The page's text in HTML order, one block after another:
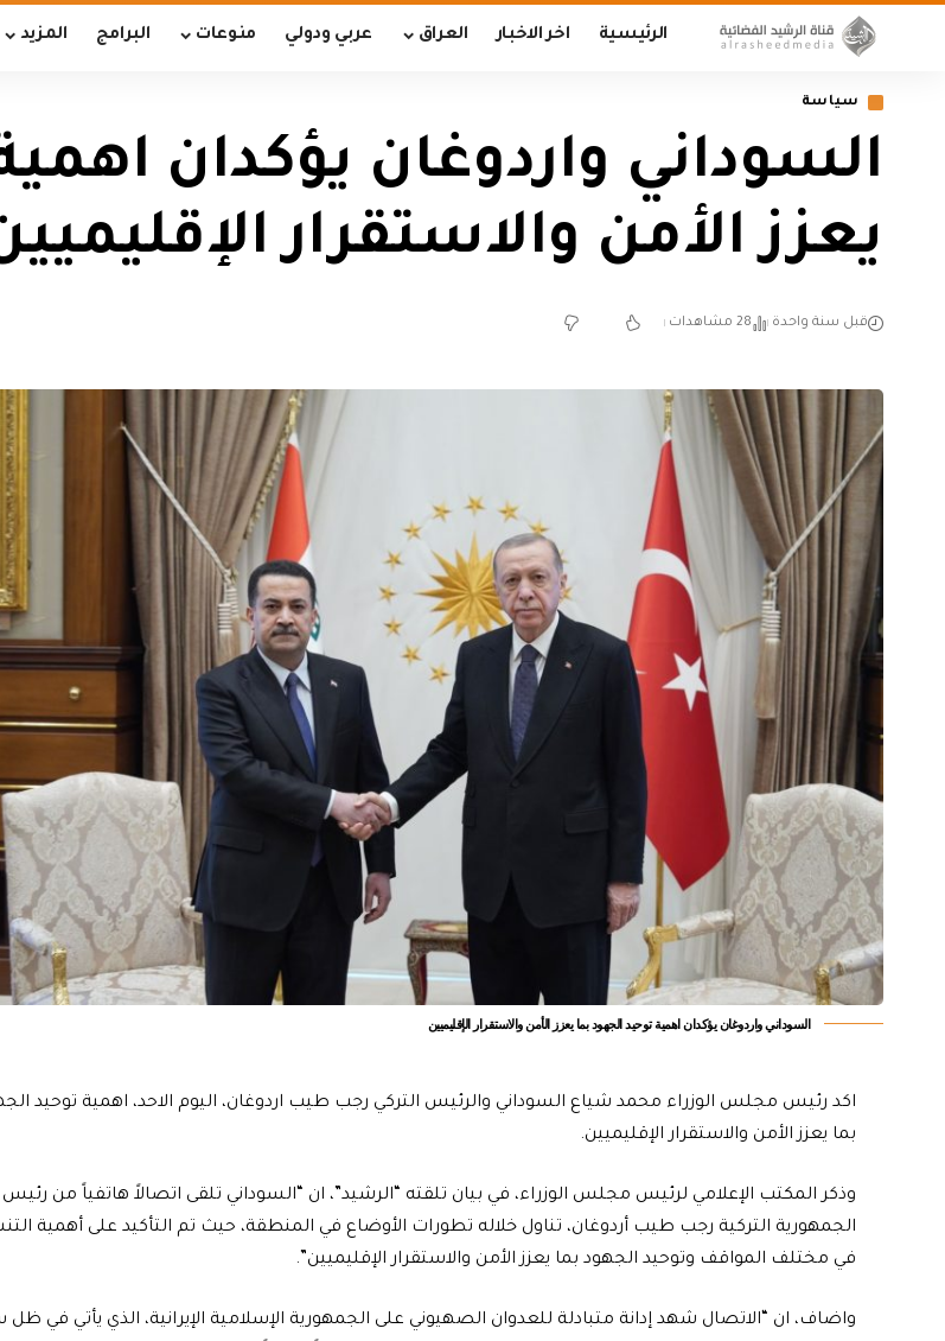
الرئيسية اخر الاخبار العراق عربي ودولي منوعات البرامج المزيد
سياسة
السوداني واردوغان يؤكدان
يعزز الأمن والاستقرار
قبل سنة واحدة 28 مشاهدات
السوداني واردوغان يؤكدان اهمية توحيد الجهود بما يعزز الأمن والاستقرار الإقليميين
اكد رئيس مجلس الوزراء محمد شياع السوداني والرئيس التركي رجب طيب اردوغان، اليوم الاحد، اهمية توحيد
بما يعزز الأمن والاستقرار الإقليميين.
وذكر المكتب الإعلامي لرئيس مجلس الوزراء، في بيان تلقته “الرشيد”، ان “السوداني تلقى اتصالاً هاتفياً من رئيس
الجمهورية التركية رجب طيب أردوغان، تناول خلاله تطورات الأوضاع في المنطقة، حيث تم التأكيد على أهمية
في مختلف المواقف وتوحيد الجهود بما يعزز الأمن والاستقرار الإقليميين”.
واضاف، ان “الاتصال شهد إدانة متبادلة للعدوان الصهيوني على الجمهورية الإسلامية الإيرانية، الذي يأتي في